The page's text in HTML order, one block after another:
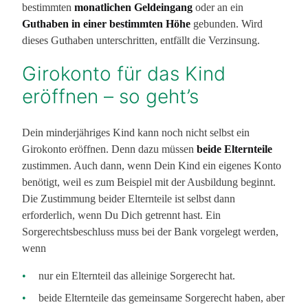
bestimmten monatlichen Geldeingang oder an ein
Guthaben in einer bestimmten Höhe gebunden. Wird
dieses Guthaben unterschritten, entfällt die Verzinsung.
Girokonto für das Kind
eröffnen – so geht’s
Dein minderjähriges Kind kann noch nicht selbst ein
Girokonto eröffnen. Denn dazu müssen beide Elternteile
zustimmen. Auch dann, wenn Dein Kind ein eigenes Konto
benötigt, weil es zum Beispiel mit der Ausbildung beginnt.
Die Zustimmung beider Elternteile ist selbst dann
erforderlich, wenn Du Dich getrennt hast. Ein
Sorgerechtsbeschluss muss bei der Bank vorgelegt werden,
wenn
nur ein Elternteil das alleinige Sorgerecht hat.
beide Elternteile das gemeinsame Sorgerecht haben, aber